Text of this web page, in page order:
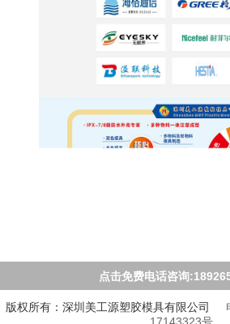
点击免费电话咨询
版权所有：深圳美工源塑胶模具有限公司